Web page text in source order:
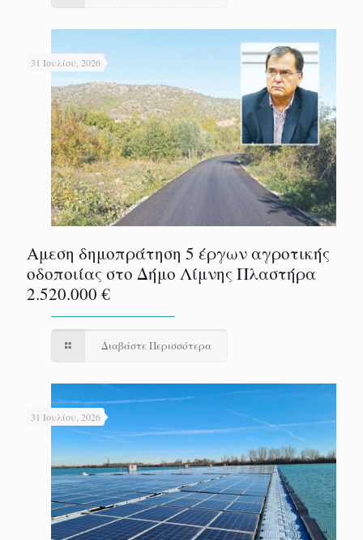
31 Ιουλίου, 2026
Αμεση δημοπράτηση 5 έργων αγροτικής
οδοποιίας στο Δήμο Λίμνης Πλαστήρα
2.520.000 €
Διαβάστε Περισσότερα
31 Ιουλίου, 2026